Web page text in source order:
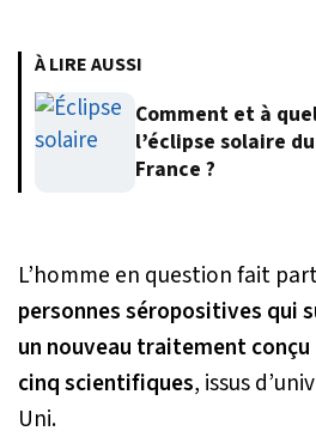
À LIRE AUSSI
Comment et à
l’éclipse solaire
France ?
L’homme en question fait
personnes séropositives qui
un nouveau traitement conçu
cinq scientifiques, issus
Uni.